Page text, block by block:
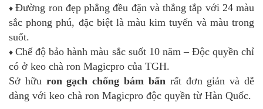
♦Đường ron đẹp phẳng đều đặn và thẳng tắp với 24 màu
sắc phong phú, đặc biệt là màu kim tuyến và màu trong
suốt.
♦Chế độ bảo hành màu sắc suốt 10 năm – Độc quyền chỉ
có ở keo chà ron Magicpro của TGH.
Sở hữu ron gạch chống bám bẩnrất đơn giản và dễ
dàng với keo chà ron Magicpro độc quyền từ Hàn Quốc.